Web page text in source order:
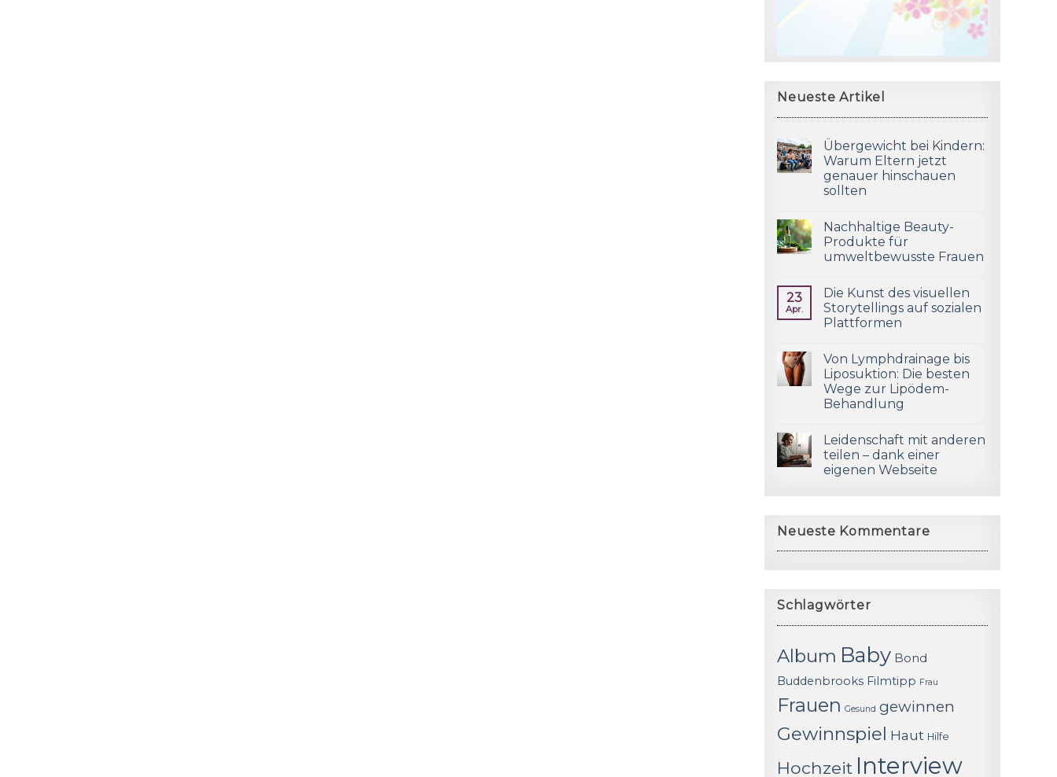
Neueste Artikel
Übergewicht bei Kindern:
Warum Eltern jetzt
genauer hinschauen
sollten
Nachhaltige Beauty-
Produkte für
umweltbewusste Frauen
23
Apr.
Die Kunst des visuellen
Storytellings auf sozialen
Plattformen
Von Lymphdrainage bis
Liposuktion: Die besten
Wege zur Lipödem-
Behandlung
Leidenschaft mit anderen
teilen – dank einer
eigenen Webseite
Neueste Kommentare
Schlagwörter
Album Baby Bond
Buddenbrooks Filmtipp Frau
Frauen Gesund gewinnen
Gewinnspiel Haut Hilfe
Hochzeit Interview